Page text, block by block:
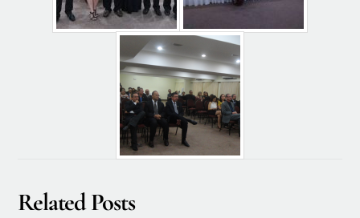
Related Posts